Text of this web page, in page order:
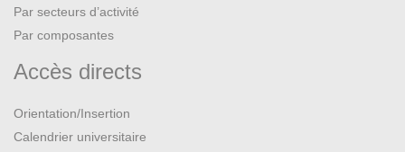
Par secteurs d’activité
Par composantes
Accès directs
Orientation/Insertion
Calendrier universitaire